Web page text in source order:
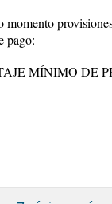
pago:
MÍNIMO DE